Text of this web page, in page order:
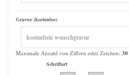
Gravur (kostenlos)
Maximale Anzahl von Ziffern oder Zeichen: 30
Schriftart